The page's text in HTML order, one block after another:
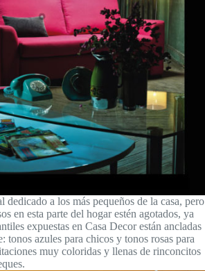
dedicado a los más pequeños de la casa, pero
en esta parte del hogar estén agotados, ya
expuestas en Casa Decor están ancladas
tonos azules para chicos y tonos rosas para
muy coloridas y llenas de rinconcitos